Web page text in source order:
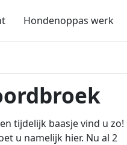
Hondenoppas werk
tijdelijk baasje vind u zo!
u namelijk hier. Nu al 2